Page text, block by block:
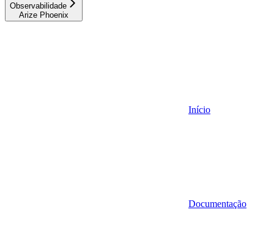
Observabilidade
Arize Phoenix
Início
Documentação